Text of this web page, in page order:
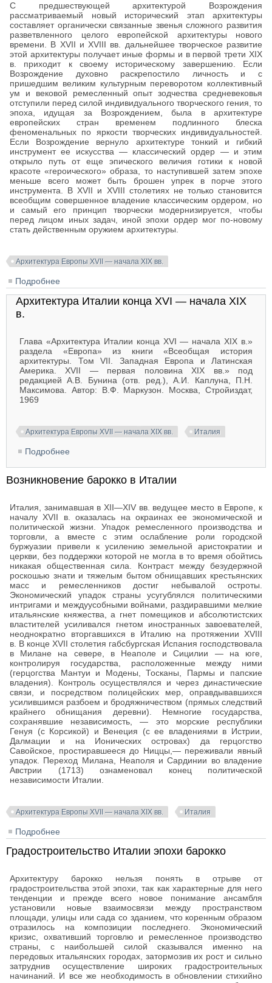
С предшествующей архитектурой Возрождения
рассматриваемый новый исторический этап архитектуры
составляет органически связанные звенья сложного развития
разветвленного целого европейской архитектуры нового
времени. В XVII и XVIII вв. дальнейшее творческое развитие
этой архитектуры получает иные формы и в первой трети XIX
в. приходит к своему историческому завершению. Если
Возрождение духовно раскрепостило личность и с
пришедшим великим культурным переворотом коллективный
ум и вековой ремесленный опыт зодчества средневековья
отступили перед силой индивидуального творческого гения, то
эпоха, идущая за Возрождением, была в архитектуре
европейских стран временем подлинного блеска
феноменальных по яркости творческих индивидуальностей.
Если Возрождение вернуло архитектуре тонкий и гибкий
инструмент ее искусства — классический ордер — и этим
открыло путь от еще эпического величия готики к новой
красоте «героического» образа, то наступившей затем эпохе
меньше всего может быть брошен упрек в порче этого
инструмента. В XVII и XVIII столетиях не только становится
всеобщим совершенное владение классическим ордером, но
и самый его принцип творчески модернизируется, чтобы
перед лицом иных задач, иной эпохи ордер мог по-новому
стать действенным оружием архитектуры.
Архитектура Европы XVII — начала XIX вв.
Подробнее
начала XIX в. Барокко и классицизм
Архитектура Италии конца XVI — начала XIX
в.
Глава «Архитектура Италии конца XVI — начала XIX в.»
раздела «Европа» из книги «Всеобщая история
архитектуры. Том VII. Западная Европа и Латинская
Америка. XVII — первая половина XIX вв.» под
редакцией А.В. Бунина (отв. ред.), А.И. Каплуна, П.Н.
Максимова. Автор: В.Ф. Маркузон. Москва, Стройиздат,
1969
Архитектура Европы XVII — начала XIX вв. Италия
Подробнее
Возникновение барокко в Италии
Италия, занимавшая в XII—XIV вв. ведущее место в Европе, к
началу XVII в. оказалась на окраинах ее экономической и
политической жизни. Упадок ремесленного производства и
торговли, а вместе с этим ослабление роли городской
буржуазии привели к усилению земельной аристократии и
церкви, без поддержки которой не могла в то время обойтись
никакая общественная сила. Контраст между безудержной
роскошью знати и тяжелым бытом обнищавших крестьянских
масс и ремесленников достиг небывалой остроты.
Экономический упадок страны усугублялся политическими
интригами и междуусобными войнами, раздиравшими мелкие
итальянские княжества, а гнет помещиков и абсолютистских
властителей усиливался гнетом иностранных завоевателей,
неоднократно вторгавшихся в Италию на протяжении XVIII
в. В конце XVII столетия габсбургская Испания господствовала
в Милане на севере, в Неаполе и Сицилии — на юге,
контролируя государства, расположенные между ними
(герцогства Мантуи и Модены, Тосканы, Пармы и папские
владения). Контроль осуществлялся и через династические
связи, и посредством полицейских мер, оправдывавшихся
усилившимся разбоем и бродяжничеством (прямых следствий
крайнего обнищания деревни). Немногие государства,
сохранявшие независимость, — это морские республики
Генуя (с Корсикой) и Венеция (с ее владениями в Истрии,
Далмации и на Ионических островах) да герцогство
Савойское, простиравшееся до Ниццы,— переживали явный
упадок. Переход Милана, Неаполя и Сардинии во владение
Австрии (1713) ознаменовал конец политической
независимости Италии.
Архитектура Европы XVII — начала XIX вв. Италия
Подробнее
Градостроительство Италии эпохи барокко
Архитектуру барокко нельзя понять в отрыве от
градостроительства этой эпохи, так как характерные для него
тенденции и прежде всего новое понимание ансамбля
установили новые взаимосвязи между пространством
площади, улицы или сада со зданием, что коренным образом
отразилось на композиции последнего. Экономический
кризис, охвативший торговлю и ремесленное производство
страны, с наибольшей силой сказывался именно на
передовых итальянских городах, затормозив их рост и сильно
затруднив осуществление широких градостроительных
начинаний. И все же необходимость в обновлении стихийно